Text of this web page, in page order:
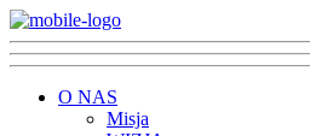
O NAS
Misja